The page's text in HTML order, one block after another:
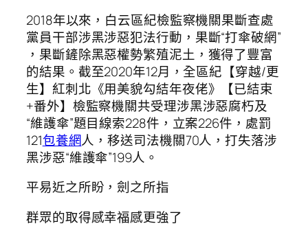
2018年以來，白云區紀檢監察機關果斷查處
黨員干部涉黑涉惡犯法行動，果斷“打傘破網”
，果斷鏟除黑惡權勢繁殖泥土，獲得了豐富
的結果。截至2020年12月，全區紀【穿越/更
生】紅刺北《用美貌勾結年夜佬》【已結束
+番外】檢監察機關共受理涉黑涉惡腐朽及
“維護傘”題目線索228件，立案226件，處罰
121包養網人，移送司法機關70人，打失落涉
黑涉惡“維護傘”199人。
平易近之所盼，劍之所指
群眾的取得感幸福感更強了